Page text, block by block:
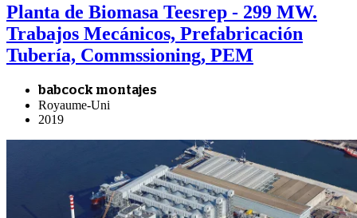
Planta de Biomasa Teesrep - 299 MW.
Trabajos Mecánicos, Prefabricación
Tubería, Commssioning, PEM
babcock montajes
Royaume-Uni
2019